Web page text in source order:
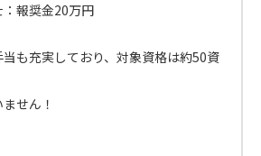
：報奨金20万円
も充実しており、対象資格は約50資
せん！